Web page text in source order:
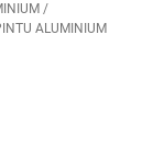
/
ALUMINIUM